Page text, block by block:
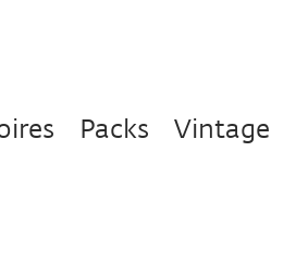
Packs Vintage